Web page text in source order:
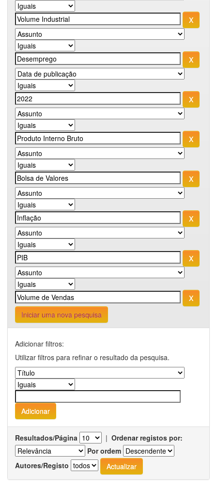
Iniciar uma nova pesquisa
Adicionar filtros:
Utilizar filtros para refinar o resultado da pesquisa.
Resultados/Página | Ordenar registos por:
Por ordem
Autores/Registo